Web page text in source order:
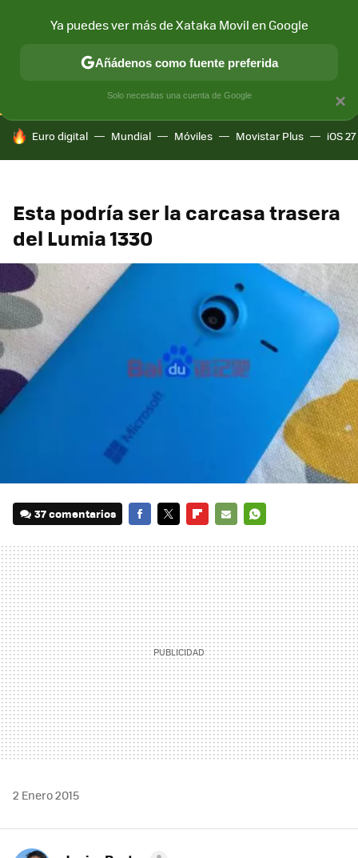
CONECTIVIDAD MÓVIL Y SOCIEDAD APLICACIONES
HOY SE HABLA DE
Euro digital Mundial Móviles Movistar Plus iOS 27
Esta podría ser la carcasa trasera
del Lumia 1330
37 comentarios
MAIL
2 Enero 2015
×
Ya puedes ver más de Xataka Movil en Google
Añádenos como fuente preferida
Solo necesitas una cuenta de Google